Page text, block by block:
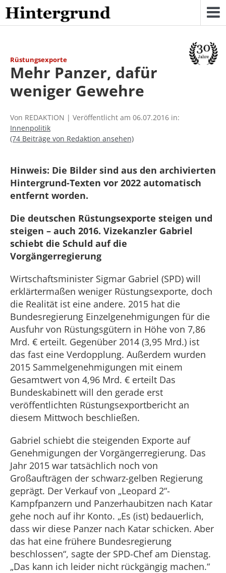
Skip
to
content
Rüstungsexporte
Mehr Panzer, dafür
weniger Gewehre
Von REDAKTION | Veröffentlicht am 06.07.2016 in:
Innenpolitik
(74 Beiträge von Redaktion ansehen)
Hinweis: Die Bilder sind aus den archivierten
Hintergrund-Texten vor 2022 automatisch
entfernt worden.
Die deutschen Rüstungsexporte steigen und
steigen – auch 2016. Vizekanzler Gabriel
schiebt die Schuld auf die
Vorgängerregierung
Wirtschaftsminister Sigmar Gabriel (SPD) will
erklärtermaßen weniger Rüstungsexporte, doch
die Realität ist eine andere. 2015 hat die
Bundesregierung Einzelgenehmigungen für die
Ausfuhr von Rüstungsgütern in Höhe von 7,86
Mrd. € erteilt. Gegenüber 2014 (3,95 Mrd.) ist
das fast eine Verdopplung. Außerdem wurden
2015 Sammelgenehmigungen mit einem
Gesamtwert von 4,96 Mrd. € erteilt Das
Bundeskabinett will den gerade erst
veröffentlichten Rüstungsexportbericht an
diesem Mittwoch beschließen.
Gabriel schiebt die steigenden Exporte auf
Genehmigungen der Vorgängerregierung. Das
Jahr 2015 war tatsächlich noch von
Großaufträgen der schwarz-gelben Regierung
geprägt. Der Verkauf von „Leopard 2“-
Kampfpanzern und Panzerhaubitzen nach Katar
gehe noch auf ihr Konto. „Es (ist) bedauerlich,
dass wir diese Panzer nach Katar schicken. Aber
das hat eine frühere Bundesregierung
beschlossen“, sagte der SPD-Chef am Dienstag.
„Das kann ich leider nicht rückgängig machen.“